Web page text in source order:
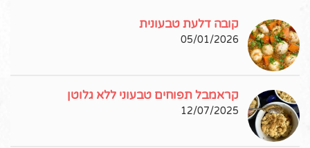
קובה דלעת טבעונית
05/01/2026
קראמבל תפוחים טבעוני ללא גלוטן
12/07/2025